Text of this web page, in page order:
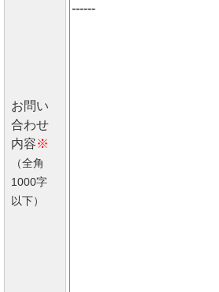
お問い
合わせ
内容※
（全角
1000字
以下）